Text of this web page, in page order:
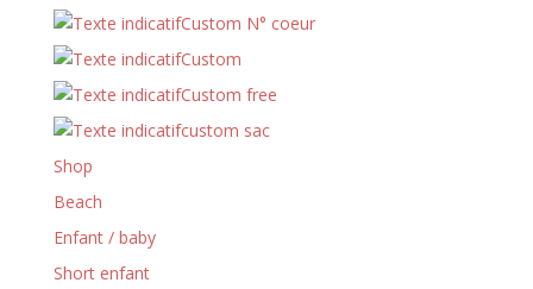
Custom N° coeur
Custom
Custom free
custom sac
Shop
Beach
Enfant / baby
Short enfant